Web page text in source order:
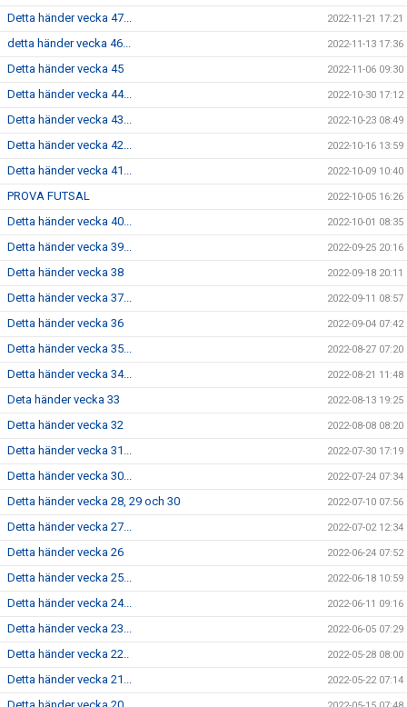
Detta händer vecka 47... 2022-11-21 17:21
detta händer vecka 46... 2022-11-13 17:36
Detta händer vecka 45 2022-11-06 09:30
Detta händer vecka 44... 2022-10-30 17:12
Detta händer vecka 43... 2022-10-23 08:49
Detta händer vecka 42... 2022-10-16 13:59
Detta händer vecka 41... 2022-10-09 10:40
PROVA FUTSAL 2022-10-05 16:26
Detta händer vecka 40... 2022-10-01 08:35
Detta händer vecka 39... 2022-09-25 20:16
Detta händer vecka 38 2022-09-18 20:11
Detta händer vecka 37... 2022-09-11 08:57
Detta händer vecka 36 2022-09-04 07:42
Detta händer vecka 35... 2022-08-27 07:20
Detta händer vecka 34... 2022-08-21 11:48
Deta händer vecka 33 2022-08-13 19:25
Detta händer vecka 32 2022-08-08 08:20
Detta händer vecka 31... 2022-07-30 17:19
Detta händer vecka 30... 2022-07-24 07:34
Detta händer vecka 28, 29 och 30 2022-07-10 07:56
Detta händer vecka 27... 2022-07-02 12:34
Detta händer vecka 26 2022-06-24 07:52
Detta händer vecka 25... 2022-06-18 10:59
Detta händer vecka 24... 2022-06-11 09:16
Detta händer vecka 23... 2022-06-05 07:29
Detta händer vecka 22.. 2022-05-28 08:00
Detta händer vecka 21... 2022-05-22 07:14